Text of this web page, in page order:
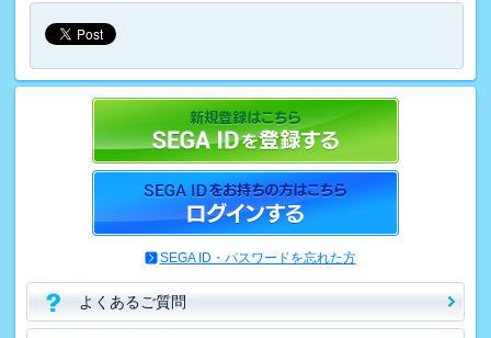
SEGA ID・パスワードを忘れた方
よくあるご質問